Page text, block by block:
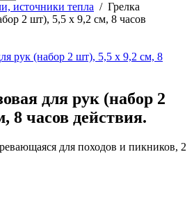
источники тепла / Грелка
2 шт), 5,5 x 9,2 см, 8 часов
для рук (набор 2
8 часов действия.
для походов и пикников, 2